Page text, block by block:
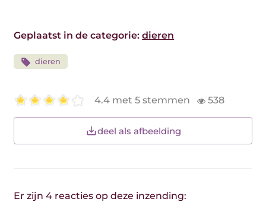
Geplaatst in de categorie: dieren
dieren
4.4 met 5 stemmen 538
deel als afbeelding
Er zijn 4 reacties op deze inzending: